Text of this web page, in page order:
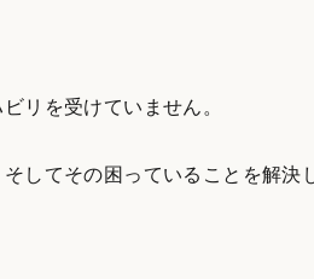
リを受けていません。
してその困っていることを解決